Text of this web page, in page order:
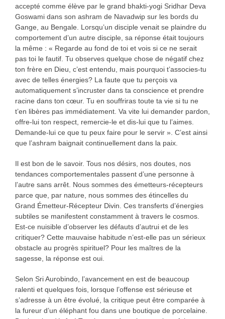
accepté comme élève par le grand bhakti-yogi Sridhar Deva
Goswami dans son ashram de Navadwip sur les bords du
Gange, au Bengale. Lorsqu’un disciple venait se plaindre du
comportement d’un autre disciple, sa réponse était toujours
la même : « Regarde au fond de toi et vois si ce ne serait
pas toi le fautif. Tu observes quelque chose de négatif chez
ton frère en Dieu, c’est entendu, mais pourquoi t’associes-tu
avec de telles énergies? La faute que tu perçois va
automatiquement s’incruster dans ta conscience et prendre
racine dans ton cœur. Tu en souffriras toute ta vie si tu ne
t’en libères pas immédiatement. Va vite lui demander pardon,
offre-lui ton respect, remercie-le et dis-lui que tu l’aimes.
Demande-lui ce que tu peux faire pour le servir ». C’est ainsi
que l’ashram baignait continuellement dans la paix.
Il est bon de le savoir. Tous nos désirs, nos doutes, nos
tendances comportementales passent d’une personne à
l’autre sans arrêt. Nous sommes des émetteurs-récepteurs
parce que, par nature, nous sommes des étincelles du
Grand Émetteur-Récepteur Divin. Ces transferts d’énergies
subtiles se manifestent constamment à travers le cosmos.
Est-ce nuisible d’observer les défauts d’autrui et de les
critiquer? Cette mauvaise habitude n’est-elle pas un sérieux
obstacle au progrès spirituel? Pour les maîtres de la
sagesse, la réponse est oui.
Selon Sri Aurobindo, l’avancement en est de beaucoup
ralenti et quelques fois, lorsque l’offense est sérieuse et
s’adresse à un être évolué, la critique peut être comparée à
la fureur d’un éléphant fou dans une boutique de porcelaine.